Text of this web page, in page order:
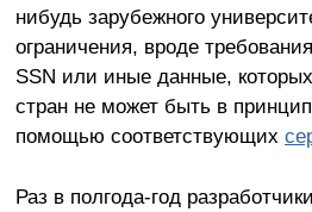
нибудь зарубежного
ограничения, вроде
SSN или иные данные,
стран не может быть в
помощью соответствующих
Раз в полгода-год